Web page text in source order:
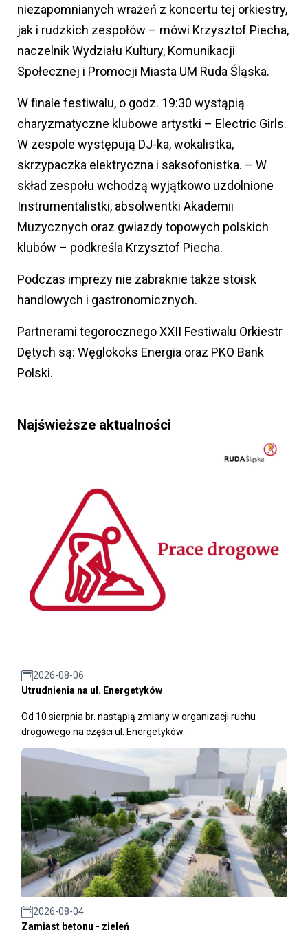
niezapomnianych wrażeń z koncertu tej orkiestry,
jak i rudzkich zespołów – mówi Krzysztof Piecha,
naczelnik Wydziału Kultury, Komunikacji
Społecznej i Promocji Miasta UM Ruda Śląska.
W finale festiwalu, o godz. 19:30 wystąpią
charyzmatyczne klubowe artystki – Electric Girls.
W zespole występują DJ-ka, wokalistka,
skrzypaczka elektryczna i saksofonistka. – W
skład zespołu wchodzą wyjątkowo uzdolnione
Instrumentalistki, absolwentki Akademii
Muzycznych oraz gwiazdy topowych polskich
klubów – podkreśla Krzysztof Piecha.
Podczas imprezy nie zabraknie także stoisk
handlowych i gastronomicznych.
Partnerami tegorocznego XXII Festiwalu Orkiestr
Dętych są: Węglokoks Energia oraz PKO Bank
Polski.
Najświeższe aktualności
2026-08-06
Utrudnienia na ul. Energetyków
Od 10 sierpnia br. nastąpią zmiany w organizacji ruchu
drogowego na części ul. Energetyków.
2026-08-04
Zamiast betonu - zieleń